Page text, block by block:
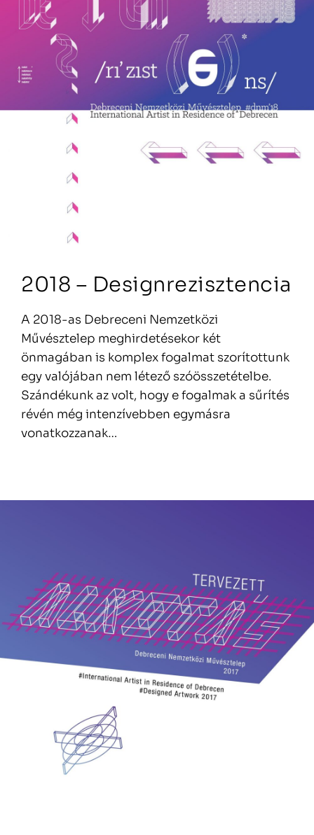
2018 – Designrezisztencia
A 2018-as Debreceni Nemzetközi
Művésztelep meghirdetésekor két
önmagában is komplex fogalmat szorítottunk
egy valójában nem létező szóösszetételbe.
Szándékunk az volt, hogy e fogalmak a sűrítés
révén még intenzívebben egymásra
vonatkozzanak…